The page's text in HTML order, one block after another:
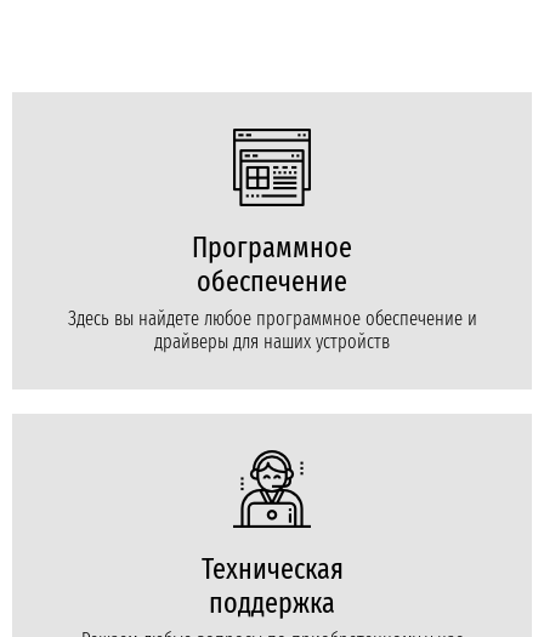
Программное
обеспечение
Здесь вы найдете любое программное обеспечение и
драйверы для наших устройств
Техническая
поддержка